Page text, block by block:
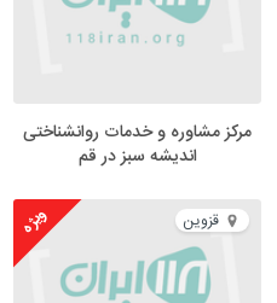
مرکز مشاوره و خدمات روانشناختی
اندیشه سبز در قم
قزوین ویژه